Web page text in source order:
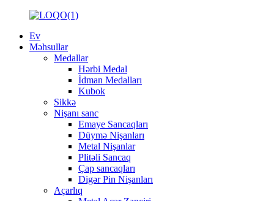
Ev
Məhsullar
Medallar
Hərbi Medal
İdman Medalları
Kubok
Sikkə
Nişanı sanc
Emaye Sancaqları
Düymə Nişanları
Metal Nişanlar
Plitəli Sancaq
Çap sancaqları
Digər Pin Nişanları
Açarlıq